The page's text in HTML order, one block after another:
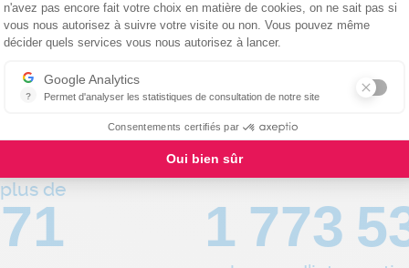
plus de
80 1 994
n'avez pas encore fait votre choix en matière de cookies, on ne sait pas si
vous nous autorisez à suivre votre visite ou non. Vous pouvez même
décider quels services vous nous autorisez à lancer.
?
Google Analytics
Permet d'analyser les statistiques de consultation de notre site
Indispensable pour piloter notre site internet, il permet de mesurer
Consentements certifiés par
Oui bien sûr
Axeptio consent